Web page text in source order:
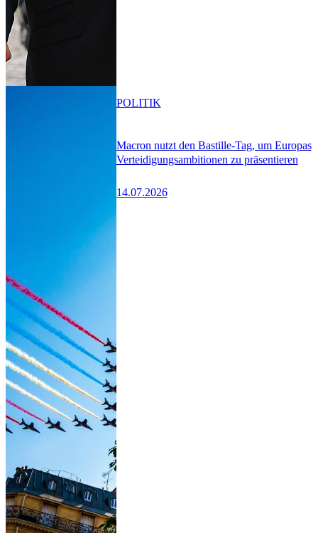
Macron nutzt den Bastille-Tag, um Europas
Verteidigungsambitionen zu präsentieren
14.07.2026
POLITIK